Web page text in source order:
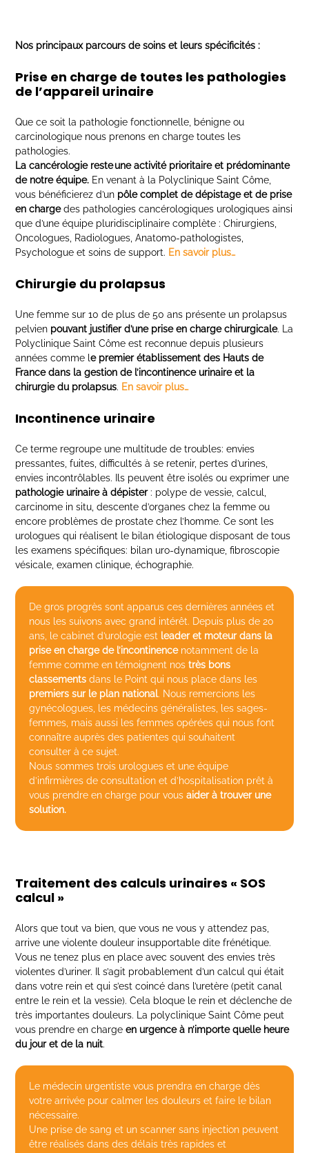
Nos principaux parcours de soins et leurs spécificités :
Prise en charge de toutes les pathologies
de l’appareil urinaire
Que ce soit la pathologie fonctionnelle, bénigne ou
carcinologique nous prenons en charge toutes les
pathologies.
La cancérologie reste une activité prioritaire et prédominante
de notre équipe. En venant à la Polyclinique Saint Côme,
vous bénéficierez d’un pôle complet de dépistage et de prise
en chargedes pathologies cancérologiques urologiques ainsi
que d’une équipe pluridisciplinaire complète : Chirurgiens,
Oncologues, Radiologues, Anatomo-pathologistes,
Psychologue et soins de support. En savoir plus…
Chirurgie du prolapsus
Une femme sur 10 de plus de 50 ans présente un prolapsus
pelvien pouvant justifier d’une prise en charge chirurgicale. La
Polyclinique Saint Côme est reconnue depuis plusieurs
années comme le premier établissement des Hauts de
France dans la gestion de l’incontinence urinaire et la
chirurgie du prolapsus. En savoir plus…
Incontinence urinaire
Ce terme regroupe une multitude de troubles: envies
pressantes, fuites, difficultés à se retenir, pertes d’urines,
envies incontrôlables. Ils peuvent être isolés ou exprimer une
pathologie urinaire à dépister: polype de vessie, calcul,
carcinome in situ, descente d’organes chez la femme ou
encore problèmes de prostate chez l’homme. Ce sont les
urologues qui réalisent le bilan étiologique disposant de tous
les examens spécifiques: bilan uro-dynamique, fibroscopie
vésicale, examen clinique, échographie.
De gros progrès sont apparus ces dernières années et
nous les suivons avec grand intérêt. Depuis plus de 20
ans, le cabinet d’urologie est leader et moteur dans la
prise en charge de l’incontinencenotamment de la
femme comme en témoignent nostrès bons
classements dans le Point qui nous place dans les
premiers sur le plan national. Nous remercions les
gynécologues, les médecins généralistes, les sages-
femmes, mais aussi les femmes opérées qui nous font
connaître auprès des patientes qui souhaitent
consulter à ce sujet.
Nous sommes trois urologues et une équipe
d’infirmières de consultation et d’hospitalisation prêt à
vous prendre en charge pour vousaider à trouver une
solution.
Traitement des calculs urinaires « SOS
calcul »
Alors que tout va bien, que vous ne vous y attendez pas,
arrive une violente douleur insupportable dite frénétique.
Vous ne tenez plus en place avec souvent des envies très
violentes d’uriner. Il s’agit probablement d’un calcul qui était
dans votre rein et qui s’est coincé dans l’uretère (petit canal
entre le rein et la vessie). Cela bloque le rein et déclenche de
très importantes douleurs. La polyclinique Saint Côme peut
vous prendre en chargeen urgence à n’importe quelle heure
du jour et de la nuit.
Le médecin urgentiste vous prendra en charge dès
votre arrivée pour calmer les douleurs et faire le bilan
nécessaire.
Une prise de sang et un scanner sans injection peuvent
être réalisés dans des délais très rapides et